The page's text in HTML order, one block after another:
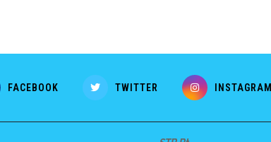
FACEBOOK TWITTER INSTAGRAM